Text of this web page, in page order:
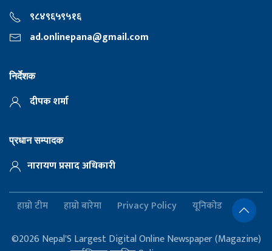
९८४९६५९५१६
ad.onlinepana@gmail.com
निर्देशक
दीपक शर्मा
प्रधान सम्पादक
नारायण प्रसाद अधिकारी
हाम्रो टीम हाम्रो बारेमा Privacy Policy यूनिकोड
©2026 Nepal'S Largest Digital Online Newspaper (Magazine)